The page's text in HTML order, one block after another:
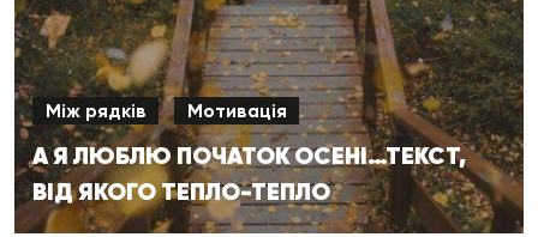
Між рядків Мотивація
А Я ЛЮБЛЮ ПОЧАТОК ОСЕНІ…ТЕКСТ,
ВІД ЯКОГО ТЕПЛО-ТЕПЛО